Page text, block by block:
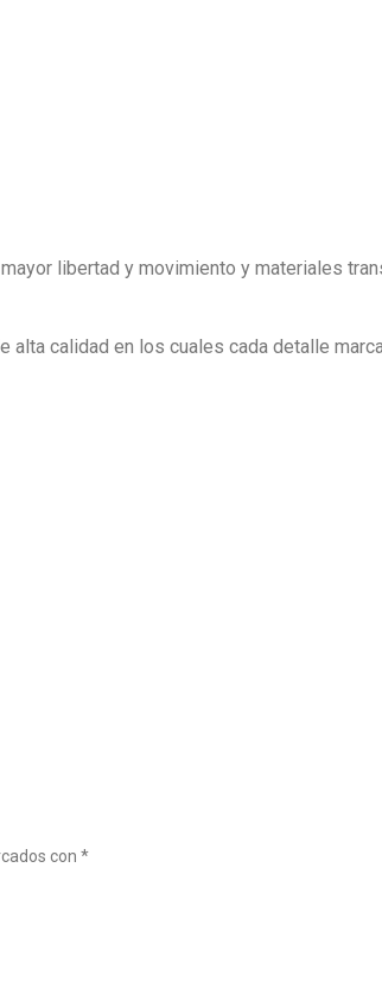
libertad y movimiento y materiales
calidad en los cuales cada detalle
con *